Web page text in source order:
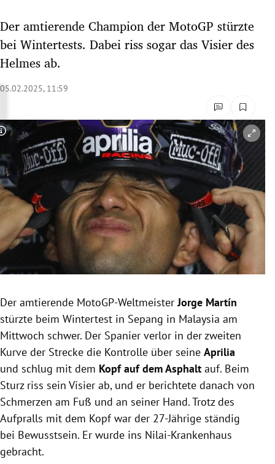
Untermenü
Untermenü
Untermenü
Untermenü
Untermenü
Untermenü
Untermenü
Untermenü
Untermenü
Der amtierende Champion der MotoGP stürzte
bei Wintertests. Dabei riss sogar das Visier des
Helmes ab.
05.02.2025, 11:59
Copyright-Hinweis öffnen/schließen
Der amtierende MotoGP-WeltmeisterJorge Martín
stürzte beim Wintertest in Sepang in Malaysia am
Mittwoch schwer. Der Spanier verlor in der zweiten
Kurve der Strecke die Kontrolle über seine Aprilia
und schlug mit dem Kopf auf dem Asphalt auf. Beim
Sturz riss sein Visier ab, und er berichtete danach von
Schmerzen am Fuß und an seiner Hand. Trotz des
Aufpralls mit dem Kopf war der 27-Jährige ständig
bei Bewusstsein. Er wurde ins Nilai-Krankenhaus
gebracht.